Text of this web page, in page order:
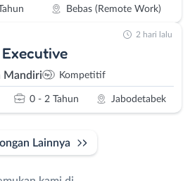
Bebas (Remote Work)
Mandiri Kompetitif
0 - 2 Tahun Jabodetabek
2 hari lalu
Lainnya